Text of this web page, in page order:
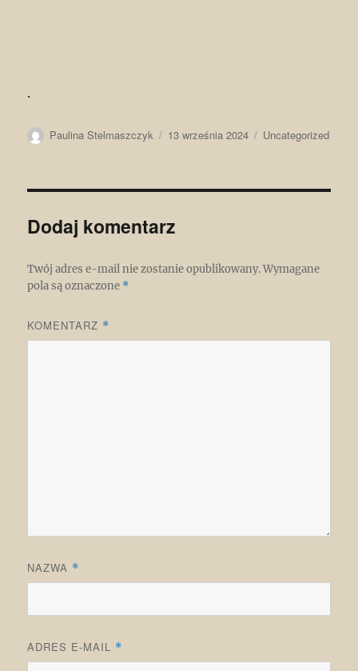
.
Autor
Paulina Stelmaszczyk
Data
13 września 2024 Kategorie
Uncategorized
Dodaj komentarz
Twój adres e-mail nie zostanie opublikowany. Wymagane
pola są oznaczone *
KOMENTARZ *
NAZWA *
ADRES E-MAIL *